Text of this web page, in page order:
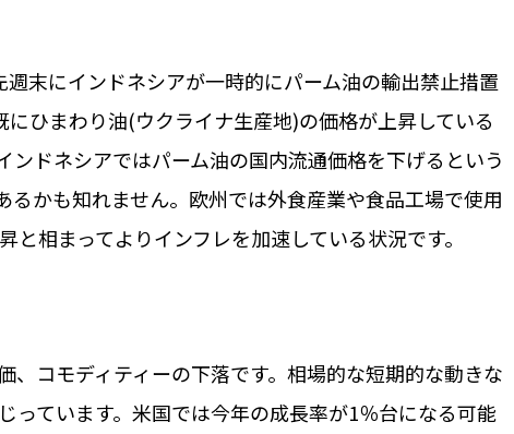
末にインドネシアが一時的にパーム油の輸出禁止措置
ひまわり油(ウクライナ生産地)の価格が上昇している
ドネシアではパーム油の国内流通価格を下げるという
かも知れません。欧州では外食産業や食品工場で使用
相まってよりインフレを加速している状況です。
コモディティーの下落です。相場的な短期的な動きな
っています。米国では今年の成長率が1％台になる可能